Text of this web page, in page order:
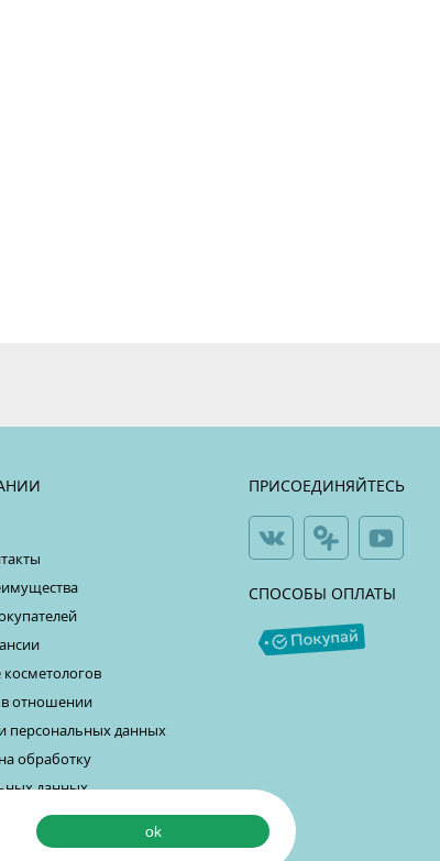
отношении
персональных данных
обработку
данных
ПРИСОЕДИНЯЙТЕСЬ
СПОСОБЫ ОПЛАТЫ
ok